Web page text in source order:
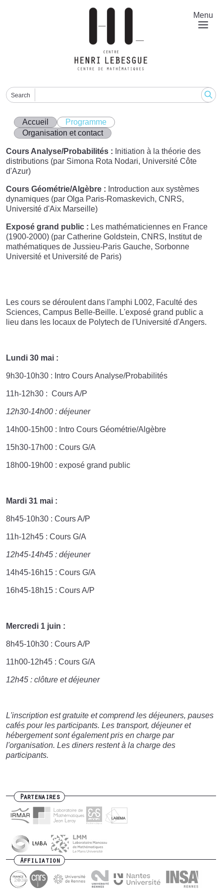
Menu
Search
Accueil
Programme
Organisation et contact
Cours Analyse/Probabilités : Initiation à la théorie des
distributions (par Simona Rota Nodari, Université Côte
d'Azur)
Cours Géométrie/Algèbre : Introduction aux systèmes
dynamiques (par Olga Paris-Romaskevich, CNRS,
Université d'Aix Marseille)
Exposé grand public : Les mathématiciennes en France
(1900-2000) (par Catherine Goldstein, CNRS, Institut de
mathématiques de Jussieu-Paris Gauche, Sorbonne
Université et Université de Paris)
Les cours se déroulent dans l'amphi L002, Faculté des
Sciences, Campus Belle-Beille. L'exposé grand public a
lieu dans les locaux de Polytech de l'Université d'Angers.
Lundi 30 mai :
9h30-10h30 : Intro Cours Analyse/Probabilités
11h-12h30 : Cours A/P
12h30-14h00 : déjeuner
14h00-15h00 : Intro Cours Géométrie/Algèbre
15h30-17h00 : Cours G/A
18h00-19h00 : exposé grand public
Mardi 31 mai :
8h45-10h30 : Cours A/P
11h-12h45 : Cours G/A
12h45-14h45 : déjeuner
14h45-16h15 : Cours G/A
16h45-18h15 : Cours A/P
Mercredi 1 juin :
8h45-10h30 : Cours A/P
11h00-12h45 : Cours G/A
12h45 : clôture et déjeuner
L'inscription est gratuite et comprend les déjeuners, pauses
cafés pour les participants. Les transport, déjeuner et
hébergement sont également pris en charge par
l'organisation. Les diners restent à la charge des
participants.
Partenaires
Affiliation